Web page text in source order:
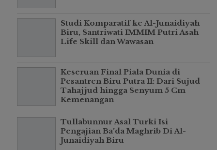
Studi Komparatif ke Al-Junaidiyah
Biru, Santriwati IMMIM Putri Asah
Life Skill dan Wawasan
Keseruan Final Piala Dunia di
Pesantren Biru Putra II: Dari Sujud
Tahajjud hingga Senyum 5 Cm
Kemenangan
Tullabunnur Asal Turki Isi
Pengajian Ba’da Maghrib Di Al-
Junaidiyah Biru